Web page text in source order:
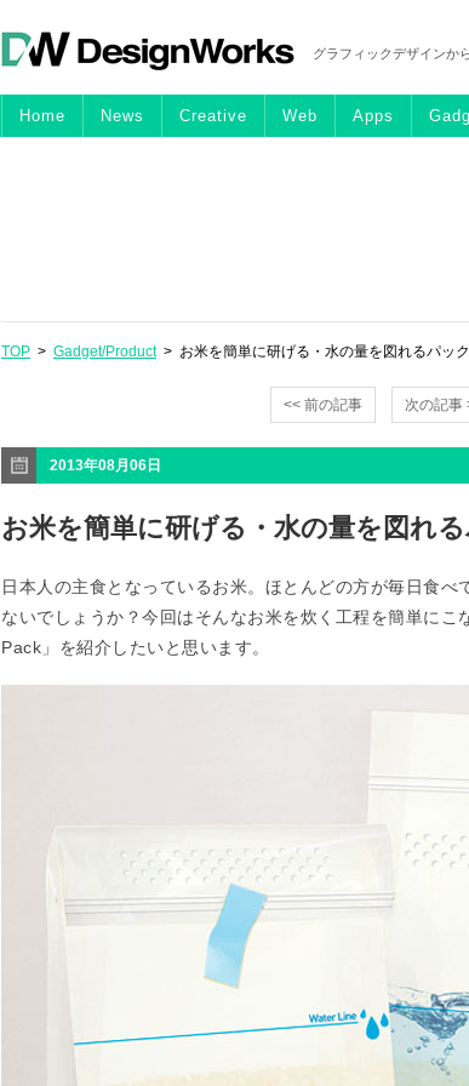
グラフィックデザインか
Home News Creative Web Apps
TOP > Gadget/Product> お米を簡単に研げる・水の量を図れるパック
<< 前の記事 次の記事
2013年08月06日
お米を簡単に研げる・水の量を図れ
日本人の主食となっているお米。ほとんどの方が毎日食べ
ないでしょうか？今回はそんなお米を炊く工程を簡単にこ
Pack」を紹介したいと思います。